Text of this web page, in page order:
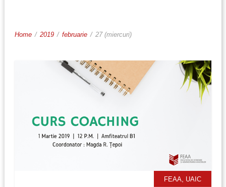
Home / 2019 / februarie / 27 (miercuri)
FEAA, UAIC